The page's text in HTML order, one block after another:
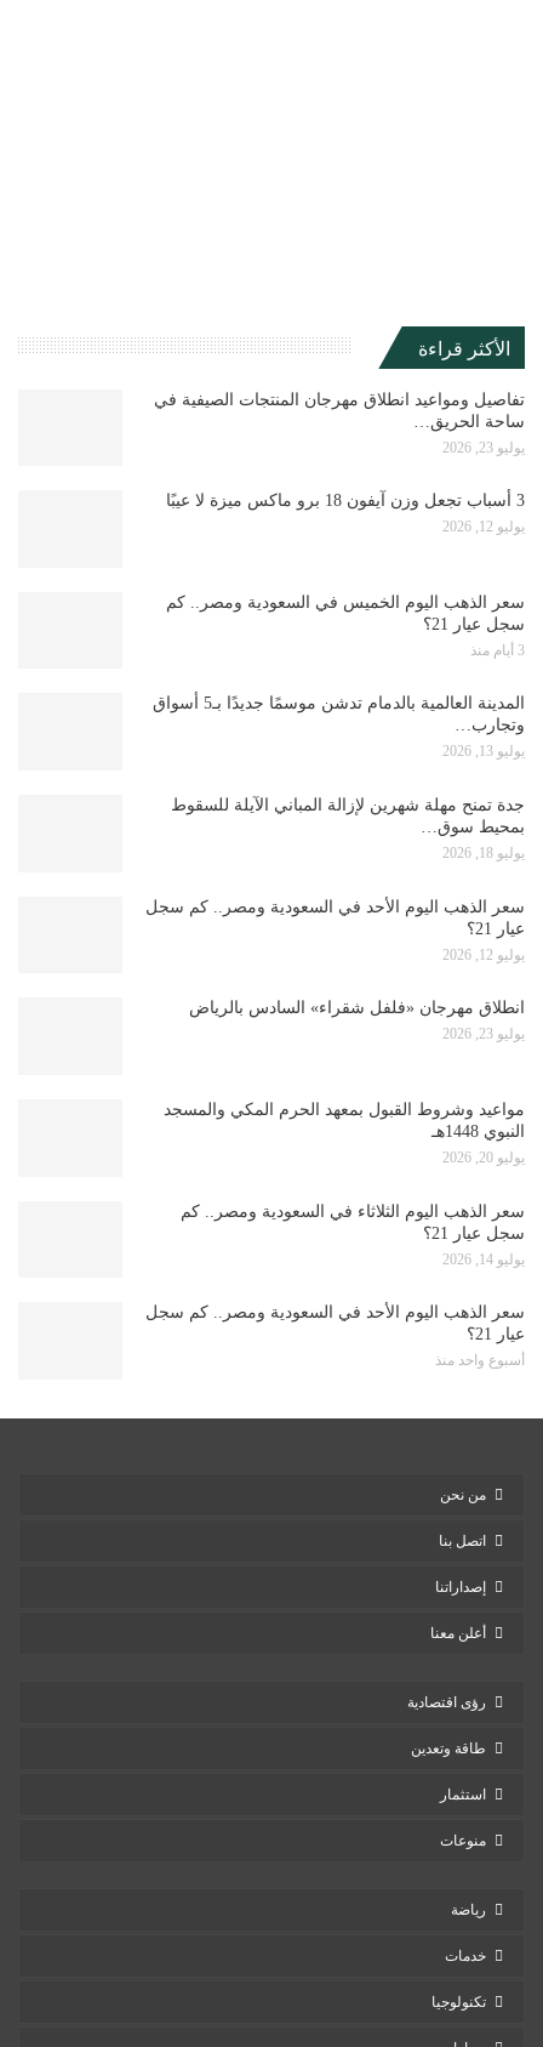
الأكثر قراءة
تفاصيل ومواعيد انطلاق مهرجان المنتجات الصيفية في
ساحة الحريق…
يوليو 23, 2026
3 أسباب تجعل وزن آيفون 18 برو ماكس ميزة لا عيبًا
يوليو 12, 2026
سعر الذهب اليوم الخميس في السعودية ومصر.. كم
سجل عيار 21؟
3 أيام منذ
المدينة العالمية بالدمام تدشن موسمًا جديدًا بـ5 أسواق
وتجارب…
يوليو 13, 2026
جدة تمنح مهلة شهرين لإزالة المباني الآيلة للسقوط
بمحيط سوق…
يوليو 18, 2026
سعر الذهب اليوم الأحد في السعودية ومصر.. كم سجل
عيار 21؟
يوليو 12, 2026
انطلاق مهرجان «فلفل شقراء» السادس بالرياض
يوليو 23, 2026
مواعيد وشروط القبول بمعهد الحرم المكي والمسجد
النبوي 1448هـ
يوليو 20, 2026
سعر الذهب اليوم الثلاثاء في السعودية ومصر.. كم
سجل عيار 21؟
يوليو 14, 2026
سعر الذهب اليوم الأحد في السعودية ومصر.. كم سجل
عيار 21؟
أسبوع واحد منذ
من نحن
اتصل بنا
إصداراتنا
أعلن معنا
رؤى اقتصادية
طاقة وتعدين
استثمار
منوعات
رياضة
خدمات
تكنولوجيا